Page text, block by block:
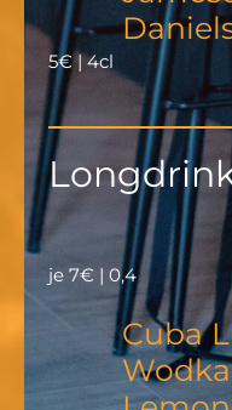
5€ | 4cl
je 7€ | 0,4
Cuba
Wodka